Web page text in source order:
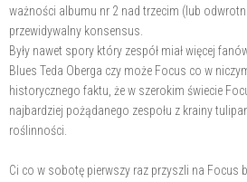
ważności albumu nr 2 nad trzecim (lub
przewidywalny konsensus.
Były nawet spory który zespół miał więcej
Blues Teda Oberga czy może Focus co w
historycznego faktu, że w szerokim świecie
najbardziej pożądanego zespołu z krainy
roślinności.
Ci co w sobotę pierwszy raz przyszli na Focus